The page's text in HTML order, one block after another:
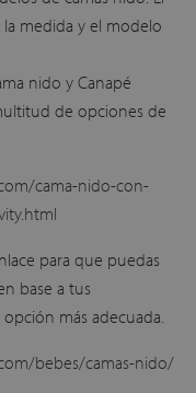
medida y el modelo
nido y Canapé
de opciones de
cama-nido-con-
para que puedas
base a tus
más adecuada.
bebes/camas-nido/